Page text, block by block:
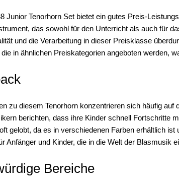
Junior Tenorhorn Set bietet ein gutes Preis-
das sowohl für den Unterricht als auch für
und die Verarbeitung in dieser Preisklasse
in ähnlichen Preiskategorien angeboten werden,
zu diesem Tenorhorn konzentrieren sich häufig auf
berichten, dass ihre Kinder schnell Fortschritte
gelobt, da es in verschiedenen Farben erhältlich
Anfänger und Kinder, die in die Welt der Blasmusik
Bereiche